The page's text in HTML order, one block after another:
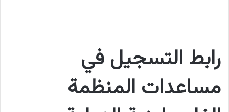
رابط التسجيل في
مساعدات المنظمة